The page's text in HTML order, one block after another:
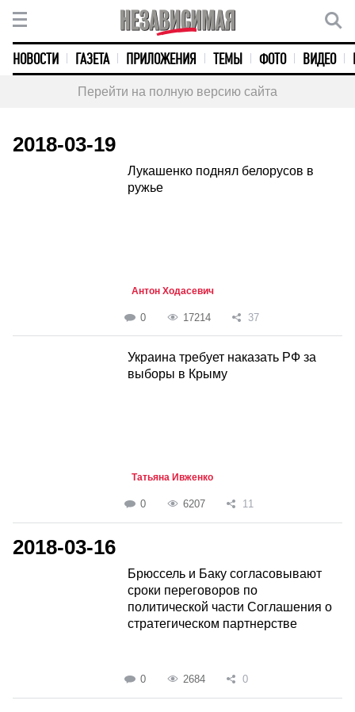
НОВОСТИ ГАЗЕТА ПРИЛОЖЕНИЯ ТЕМЫ ФОТО ВИДЕО
Перейти на полную версию сайта
2018-03-19
Лукашенко поднял белорусов в
ружье
Антон Ходасевич
0 17214 37
Украина требует наказать РФ за
выборы в Крыму
Татьяна Ивженко
0 6207 11
2018-03-16
Брюссель и Баку согласовывают
сроки переговоров по
политической части Соглашения о
стратегическом партнерстве
0 2684 0